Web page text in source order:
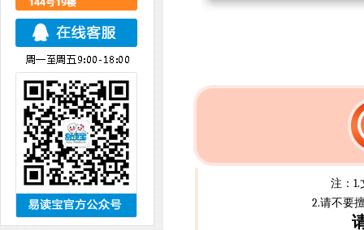
注：
2.请不要